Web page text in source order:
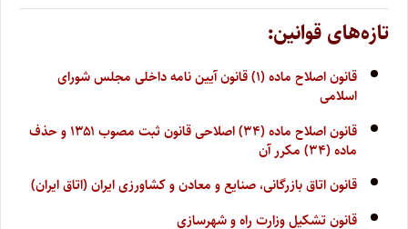
تازه‌های قوانین:
قانون اصلاح ماده (۱) قانون آیین نامه داخلی مجلس شورای
اسلامی
قانون اصلاح ماده (۳۴) اصلاحی قانون ثبت مصوب ۱۳۵۱ و حذف
ماده (۳۴) مکرر آن
قانون اتاق بازرگانی، صنایع و معادن و کشاورزی ایران (اتاق ایران)
قانون تشکیل وزارت راه و شهرسازی